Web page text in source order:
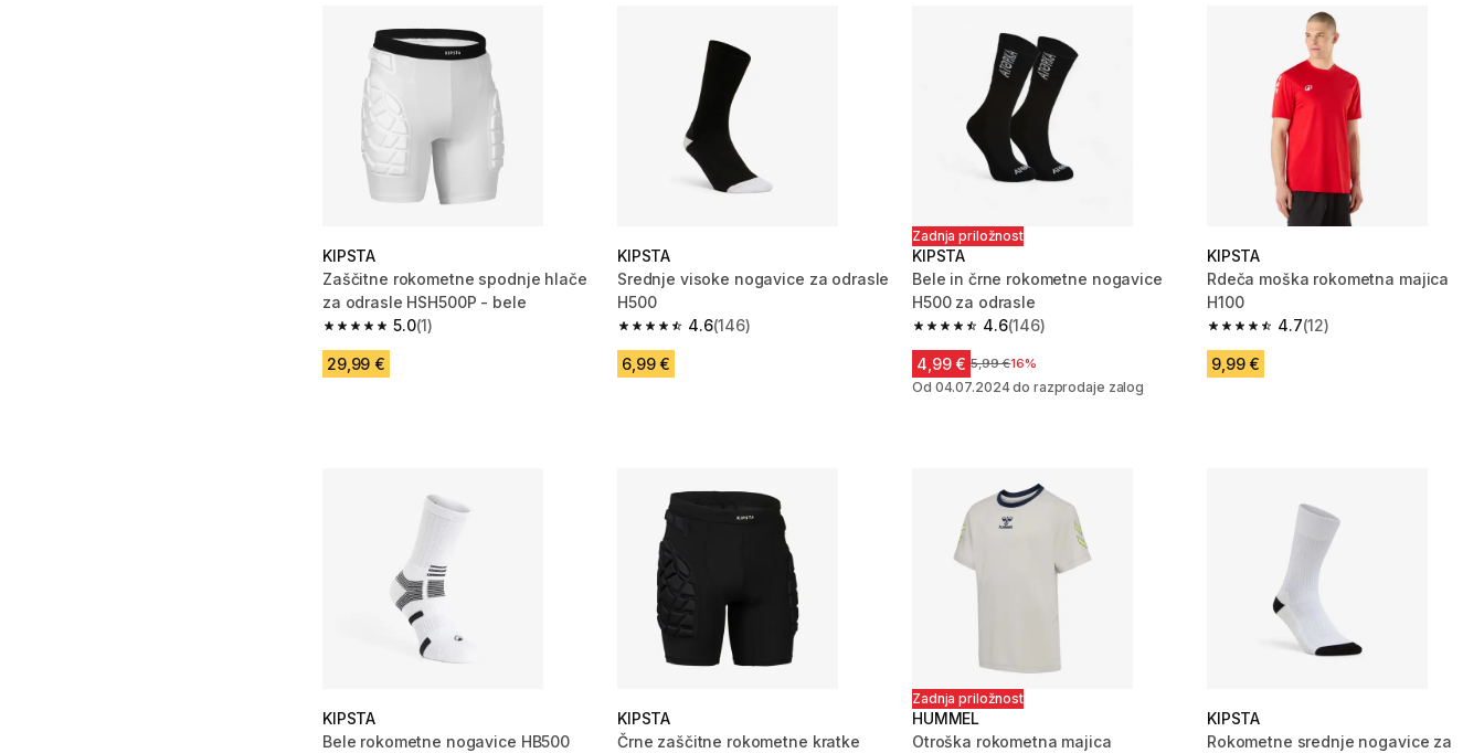
KIPSTA
Zaščitne rokometne spodnje hlače
za odrasle HSH500P - bele
5.0
5.0 od 5 zvezdic from 1 ocene
(1)
29,99 €
KIPSTA
Srednje visoke nogavice za odrasle
H500
4.6
4.6 od 5 zvezdic from 146 ocene
(146)
6,99 €
Zadnja priložnost
KIPSTA
Bele in črne rokometne nogavice
H500 za odrasle
4.6
4.6 od 5 zvezdic from 146 ocene
(146)
4,99 € Cena pred znižanjem
5,99 €16%
Od 04.07.2024 do razprodaje zalog
KIPSTA
Rdeča moška rokometna majica
H100
4.7
4.7 od 5 zvezdic from 12 ocene
(12)
9,99 €
KIPSTA
Bele rokometne nogavice HB500
KIPSTA
Črne zaščitne rokometne kratke
Zadnja priložnost
HUMMEL
Otroška rokometna majica
KIPSTA
Rokometne srednje nogavice za